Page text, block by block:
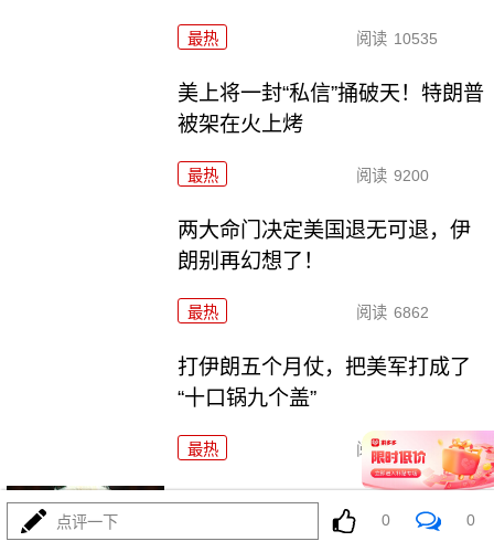
最热 阅读 10535
美上将一封“私信”捅破天！特朗普
被架在火上烤
最热 阅读 9200
两大命门决定美国退无可退，伊
朗别再幻想了！
最热 阅读 6862
打伊朗五个月仗，把美军打成了
“十口锅九个盖”
最热 阅读 5305
特朗普要对伊朗“断气断电”？这豪
赌让全球买单
点评一下 0 0